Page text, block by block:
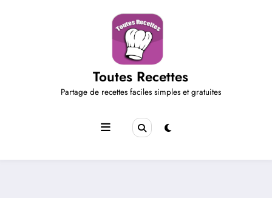
Toutes Recettes
Partage de recettes faciles simples et gratuites